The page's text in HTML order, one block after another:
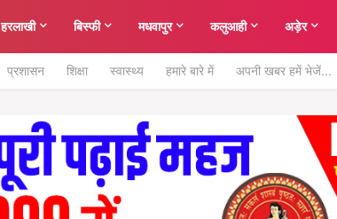
हरलाखी बिस्फी मधवापुर कलुआही अड़ेर
प्रशासन शिक्षा स्वास्थ्य हमारे बारे में अपनी खबर हमें भेजें...